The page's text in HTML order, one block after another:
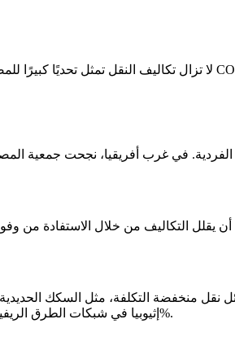
الفردية. في غرب أفريقيا، نجحت جمعية
نقل منخفضة التكلفة، مثل السكك
إثيوبيا في شبكات الطرق الريفية إلى خفض تكاليف النقل من المزرعة إلى موقع المعالجة بنسبة 30%.